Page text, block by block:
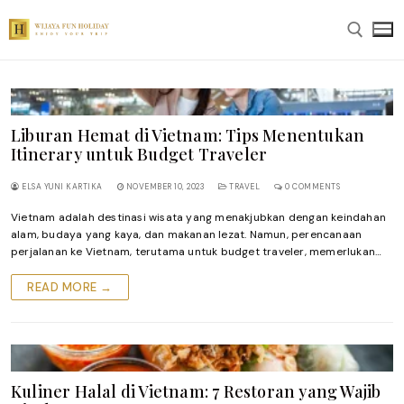
content
Search for:
Liburan Hemat di Vietnam: Tips Menentukan
Itinerary untuk Budget Traveler
ELSA YUNI KARTIKA NOVEMBER 10, 2023 TRAVEL 0 COMMENTS
Vietnam adalah destinasi wisata yang menakjubkan dengan keindahan
alam, budaya yang kaya, dan makanan lezat. Namun, perencanaan
perjalanan ke Vietnam, terutama untuk budget traveler, memerlukan…
READ MORE →
Kuliner Halal di Vietnam: 7 Restoran yang Wajib